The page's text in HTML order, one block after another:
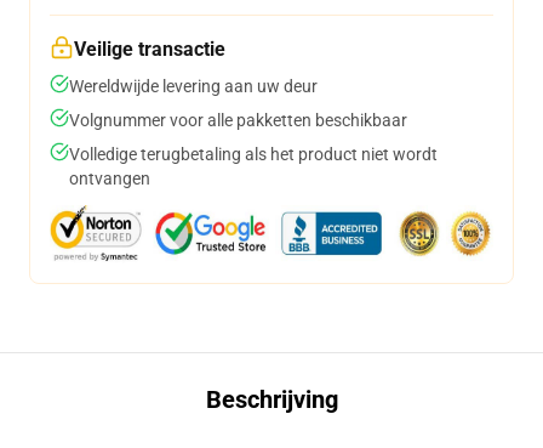
Veilige transactie
Wereldwijde levering aan uw deur
Volgnummer voor alle pakketten beschikbaar
Volledige terugbetaling als het product niet wordt
ontvangen
Beschrijving